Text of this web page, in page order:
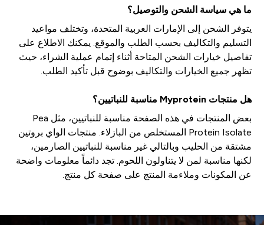
ما هي سياسة الشحن والتوصيل؟
يتوفر الشحن إلى الإمارات العربية المتحدة، وتختلف مواعيد
التسليم والتكاليف بحسب الطلب والموقع. يمكنك الاطلاع على
تفاصيل خيارات الشحن المتاحة أثناء إتمام عملية الشراء، حيث
تظهر جميع الخيارات والتكاليف بوضوح قبل تأكيد الطلب.
هل منتجات Myprotein مناسبة للنباتيين؟
بعض المنتجات في هذه الصفحة مناسبة للنباتيين، مثل Pea
Protein Isolate المستخلص من البازلاء. منتجات الواي بروتين
مشتقة من الحليب وبالتالي غير مناسبة للنباتيين الصارمين،
لكنها مناسبة لمن لا يتناولون اللحوم. تجد دائماً معلومات واضحة
عن المكونات وملاءمة المنتج على صفحة كل منتج.